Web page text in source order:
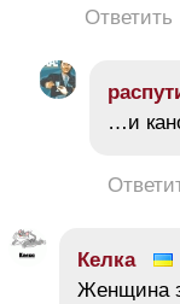
Ответить
…и
Келка
Женщина